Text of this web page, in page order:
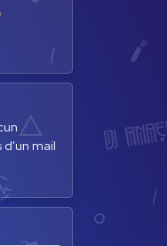
d'un mail